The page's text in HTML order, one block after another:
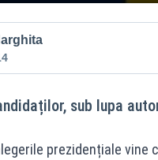
sub lupa
prezidențiale vine